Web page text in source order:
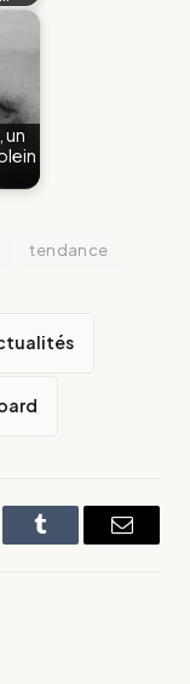
un
tendance
Tumblr
E-